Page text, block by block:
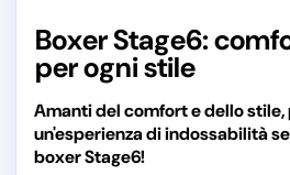
Boxer Stage6:
per ogni stile
Amanti del comfort e dello
un'esperienza di indossabilità
boxer Stage6!